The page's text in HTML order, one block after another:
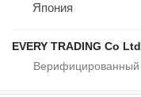
Япония
EVERY TRADING Co Ltd